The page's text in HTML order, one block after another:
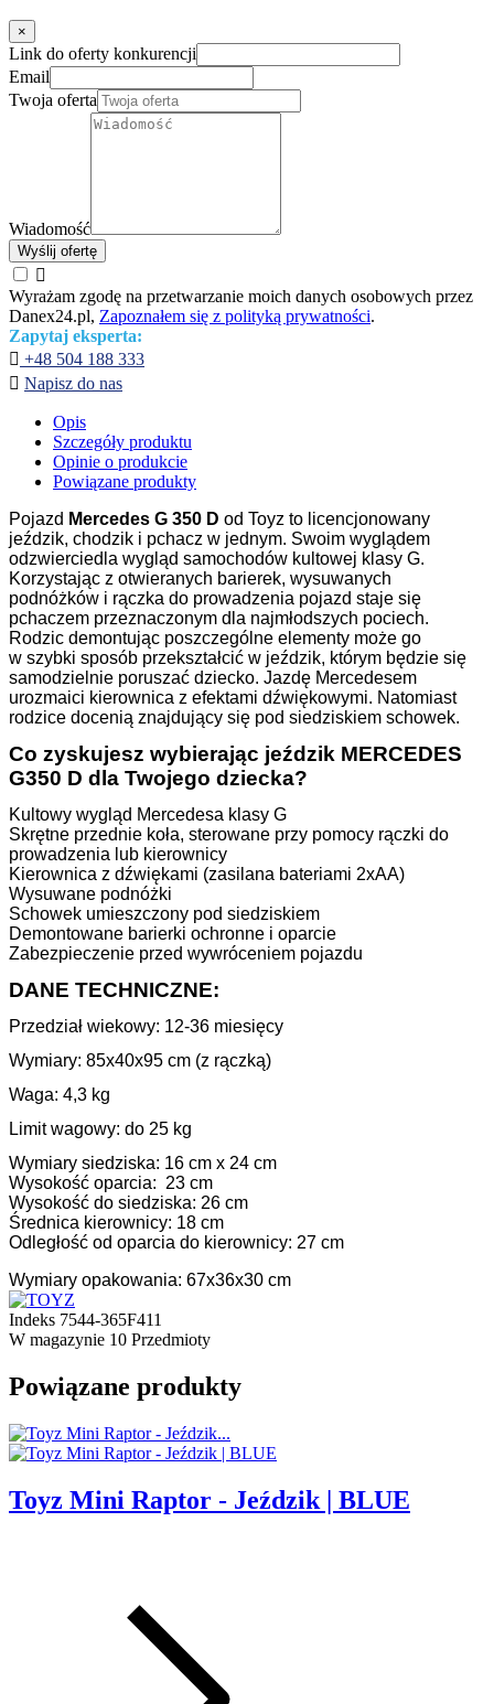
×
Link do oferty konkurencji
Email
Twoja oferta
Wiadomość
Wyślij ofertę

Wyrażam zgodę na przetwarzanie moich danych osobowych przez
Danex24.pl, Zapoznałem się z polityką prywatności.
Zapytaj eksperta:
 +48 504 188 333
 Napisz do nas
Opis
Szczegóły produktu
Opinie o produkcie
Powiązane produkty
Pojazd Mercedes G 350 D od Toyz to licencjonowany
jeździk, chodzik i pchacz w jednym. Swoim wyglądem
odzwierciedla wygląd samochodów kultowej klasy G.
Korzystając z otwieranych barierek, wysuwanych
podnóżków i rączka do prowadzenia pojazd staje się
pchaczem przeznaczonym dla najmłodszych pociech.
Rodzic demontując poszczególne elementy może go
w szybki sposób przekształcić w jeździk, którym będzie się
samodzielnie poruszać dziecko. Jazdę Mercedesem
urozmaici kierownica z efektami dźwiękowymi. Natomiast
rodzice docenią znajdujący się pod siedziskiem schowek.
Co zyskujesz wybierając jeździk MERCEDES
G350 D dla Twojego dziecka?
Kultowy wygląd Mercedesa klasy G
Skrętne przednie koła, sterowane przy pomocy rączki do
prowadzenia lub kierownicy
Kierownica z dźwiękami (zasilana bateriami 2xAA)
Wysuwane podnóżki
Schowek umieszczony pod siedziskiem
Demontowane barierki ochronne i oparcie
Zabezpieczenie przed wywróceniem pojazdu
DANE TECHNICZNE:
Przedział wiekowy: 12-36 miesięcy
Wymiary: 85x40x95 cm (z rączką)
Waga: 4,3 kg
Limit wagowy: do 25 kg
Wymiary siedziska: 16 cm x 24 cm
Wysokość oparcia: 23 cm
Wysokość do siedziska: 26 cm
Średnica kierownicy: 18 cm
Odległość od oparcia do kierownicy: 27 cm
Wymiary opakowania: 67x36x30 cm
Indeks 7544-365F411
W magazynie 10 Przedmioty
Powiązane produkty
Toyz Mini Raptor - Jeździk | BLUE